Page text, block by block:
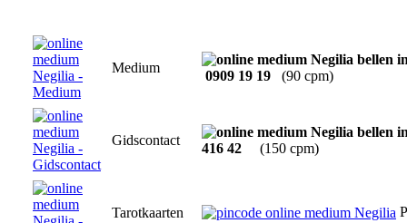
Medium
0909 19 19 (90 cpm)
Gidscontact
416 42 (150 cpm)
Tarotkaarten